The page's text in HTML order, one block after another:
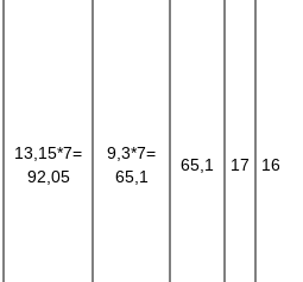
13,15*7=
92,05
9,3*7=
65,1
65,1 17 16